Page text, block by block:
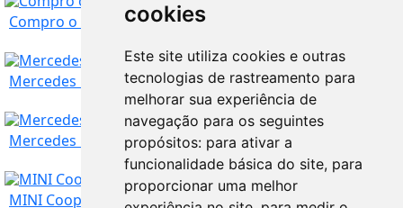
cookies
Este site utiliza cookies e outras
tecnologias de rastreamento para
melhorar sua experiência de
navegação para os seguintes
propósitos: para ativar a
funcionalidade básica do site, para
proporcionar uma melhor
Lisboa 950
Compro o seu Carro Usado
Lisboa
Mercedes benz E 2.5 caixa automática
Lisboa
Mercedes B180 Amg Line Aut.
MINI Cooper One